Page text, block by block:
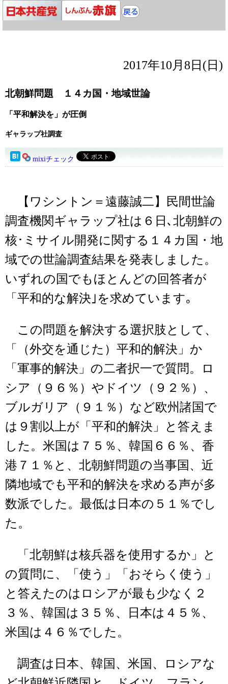
2017年10月8日(日)
北朝鮮問題 １４カ国・地域世論
「平和解決を」が圧倒
ギャラップ社調査
mixiチェック
【ワシントン＝遠藤誠二】民間世論
調査機関ギャラップ社は６日､北朝鮮の
核･ミサイル開発に関する１４カ国・地
域での世論調査結果を発表しました。
いずれの国でもほとんどの回答者が
「平和的な解決｣を求めています｡
この問題を解決する選択肢として、
「（外交を通じた）平和的解決」か
「軍事的解決」の二者択一で質問。ロ
シア（９６％）やドイツ（９２％）、
ブルガリア（９１％）など欧州諸国で
は９割以上が「平和的解決」と答えま
した。米国は７５％、韓国６６％、香
港７１％と、北朝鮮問題の当事国、近
隣地域でも平和的解決を求める声が多
数派でした。最低は日本の５１％でし
た。
「北朝鮮は核兵器を使用するか」と
の質問に、「使う」「おそらく使う」
と答えたのはロシアが最も少なく２
３％、韓国は３５％、日本は４５％、
米国は４６％でした。
調査は日本、韓国、米国、ロシアな